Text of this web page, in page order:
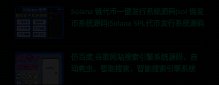
Solana 链代币一键发行系统源码|sol 链发
币系统源码|Solana SPL代币发行系统源码
仿百度,谷歌网站搜索引擎系统源码，自
动爬虫、智能搜索，智能搜索引擎系统